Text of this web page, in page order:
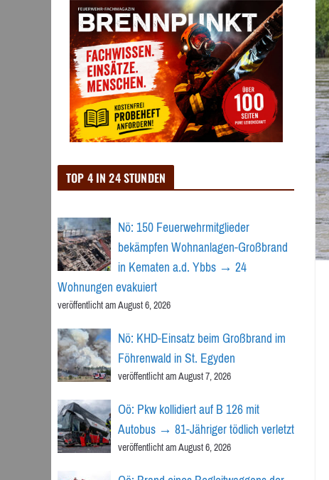
TOP 4 IN 24 STUNDEN
Nö: 150 Feuerwehrmitglieder
bekämpfen Wohnanlagen-Großbrand
in Kematen a.d. Ybbs → 24
Wohnungen evakuiert
veröffentlicht am August 6, 2026
Nö: KHD-Einsatz beim Großbrand im
Föhrenwald in St. Egyden
veröffentlicht am August 7, 2026
Oö: Pkw kollidiert auf B 126 mit
Autobus → 81-Jähriger tödlich verletzt
veröffentlicht am August 6, 2026